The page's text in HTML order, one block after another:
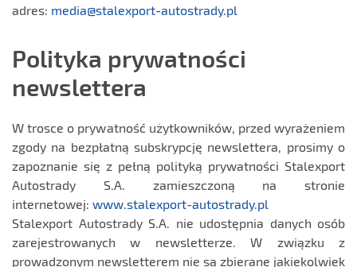
adres: media@stalexport-autostrady.pl
Polityka prywatności
newslettera
W trosce o prywatność użytkowników, przed wyrażeniem
zgody na bezpłatną subskrypcję newslettera, prosimy o
zapoznanie się z pełną polityką prywatności Stalexport
Autostrady S.A. zamieszczoną na stronie
internetowej: www.stalexport-autostrady.pl
Stalexport Autostrady S.A. nie udostępnia danych osób
zarejestrowanych w newsletterze. W związku z
prowadzonym newsletterem nie są zbierane jakiekolwiek